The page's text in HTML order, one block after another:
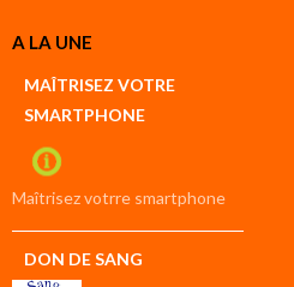
Créer
compte
compte
A LA UNE
MAÎTRISEZ VOTRE
SMARTPHONE
Maîtrisez votrre smartphone
DON DE SANG